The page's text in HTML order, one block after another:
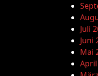
Juli
Juni
Mai